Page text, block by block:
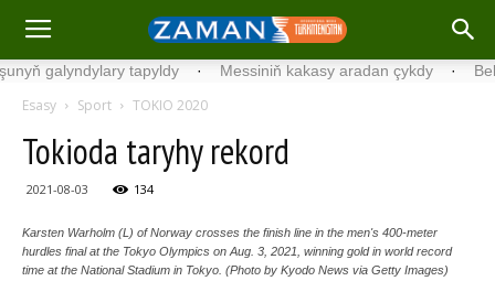
galyndylary tapyldy · Messiniň kakasy aradan çykdy ·
Esasy Sport TOKIO 2020
Tokioda taryhy rekord
2021-08-03 134
Karsten Warholm (L) of Norway crosses the finish line in the men's 400-meter
hurdles final at the Tokyo Olympics on Aug. 3, 2021, winning gold in world record
time at the National Stadium in Tokyo. (Photo by Kyodo News via Getty Images)